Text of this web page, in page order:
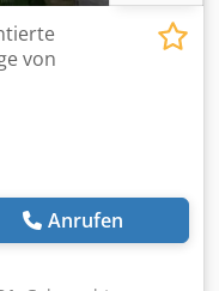
von
Anrufen